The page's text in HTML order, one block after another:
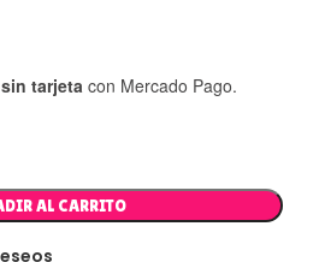
tarjeta con Mercado Pago.
AL CARRITO